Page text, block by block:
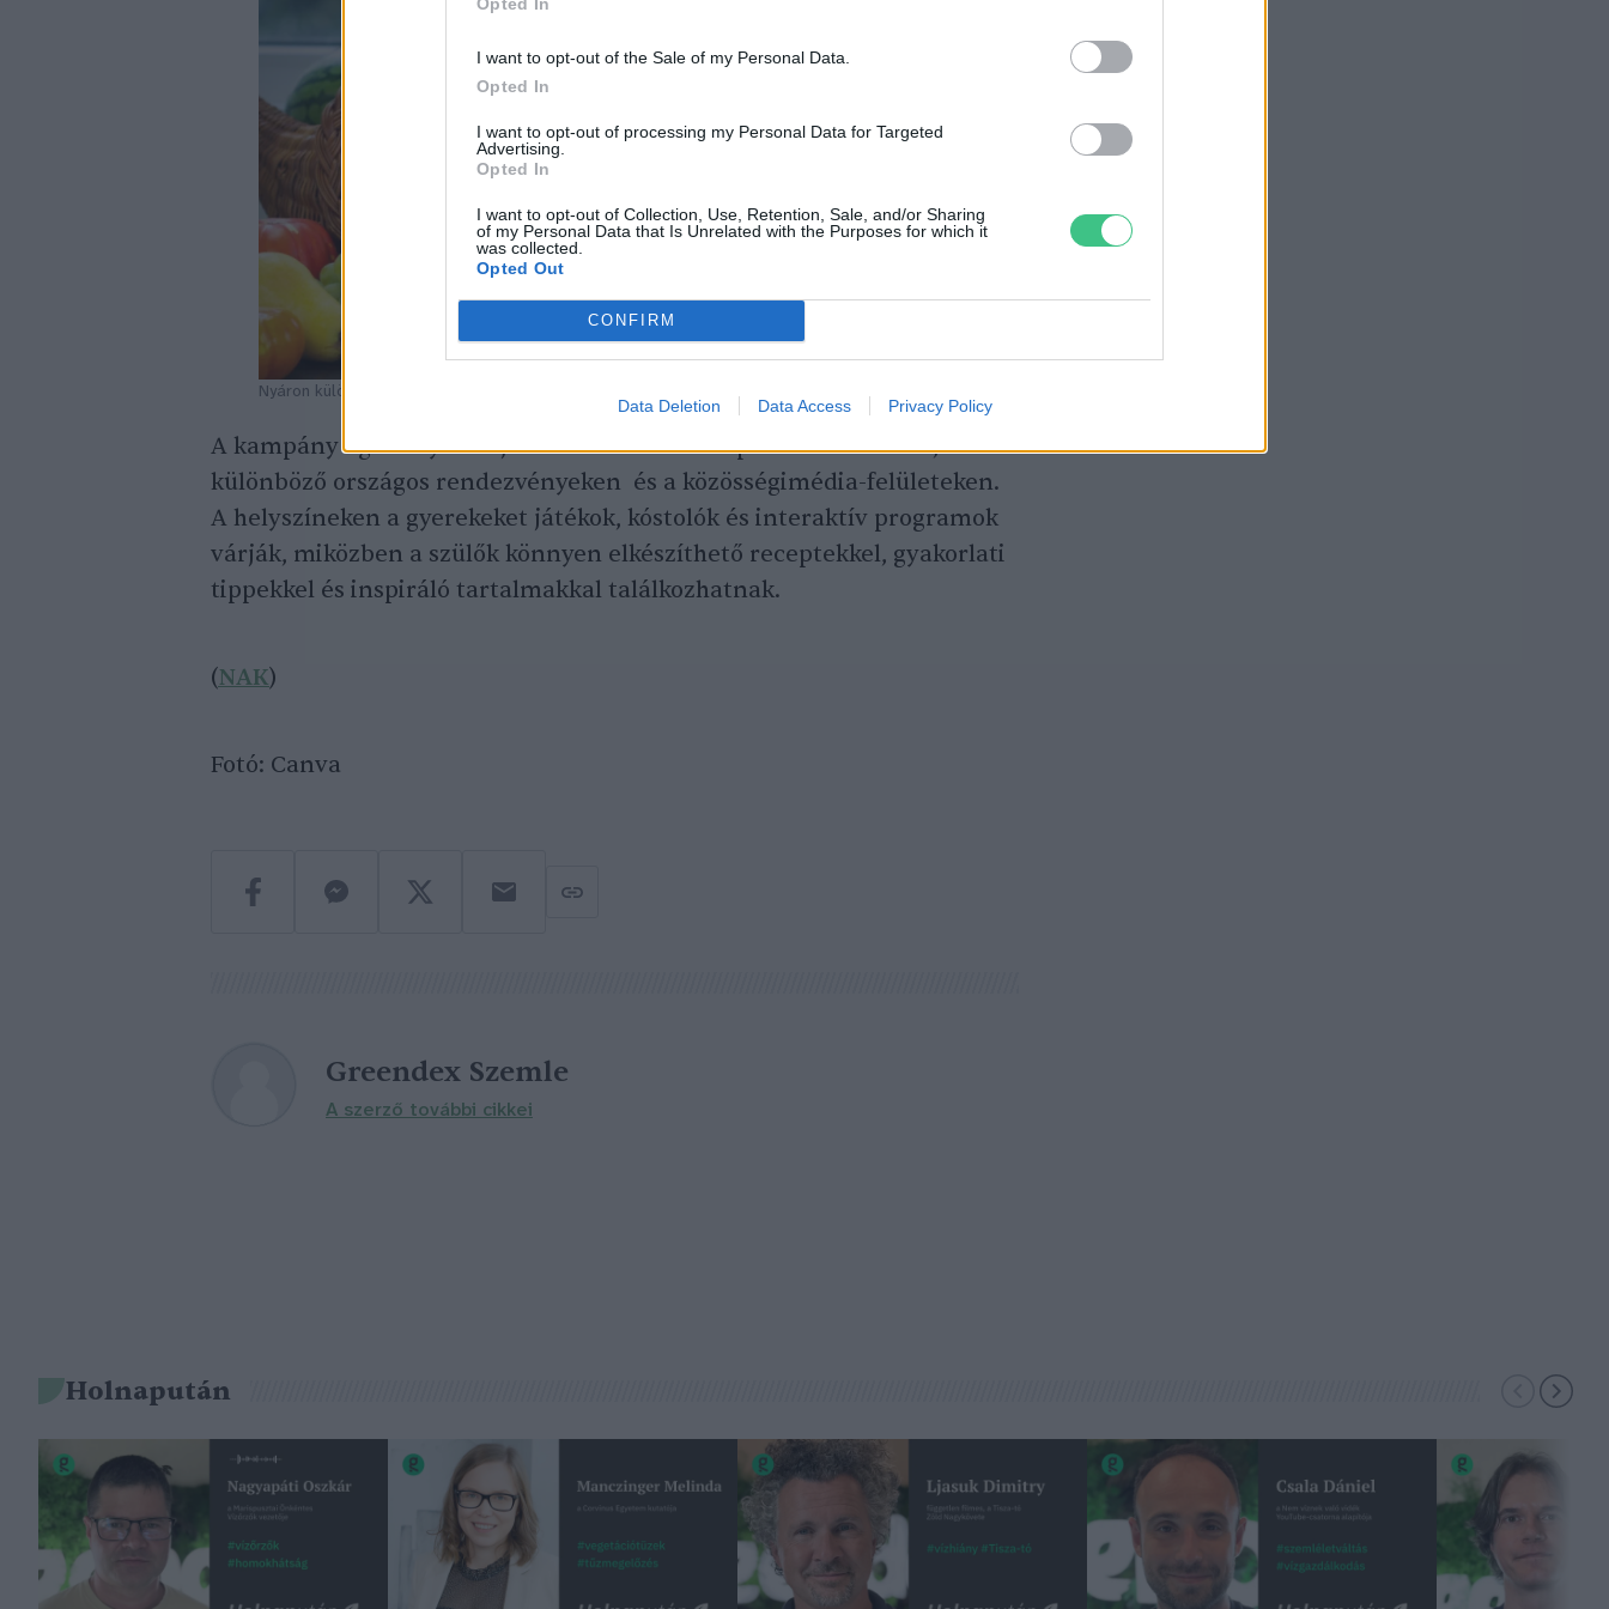
I want to opt-out of the Sale of my Personal Data.
Opted In
I want to opt-out of processing my Personal Data for Targeted
Advertising.
Opted In
I want to opt-out of Collection, Use, Retention, Sale, and/or Sharing
of my Personal Data that Is Unrelated with the Purposes for which it
was collected.
Opted Out
CONFIRM
Data Deletion Data Access Privacy Policy
Nyáron különösen könnyű színesen és változatosan étkezni.
A kampány egész nyáron jelen lesz családi és sportfesztiválokon,
különböző országos rendezvényeken és a közösségimédia-felületeken.
A helyszíneken a gyerekeket játékok, kóstolók és interaktív programok
várják, miközben a szülők könnyen elkészíthető receptekkel, gyakorlati
tippekkel és inspiráló tartalmakkal találkozhatnak.
(NAK)
Fotó: Canva
Greendex Szemle
A szerző további cikkei
Holnapután